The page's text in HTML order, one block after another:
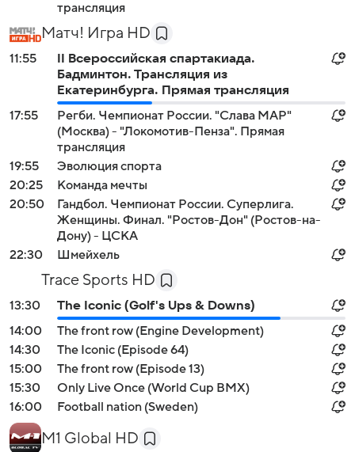
трансляция
Матч! Игра HD
11:55
II Всероссийская спартакиада.
Бадминтон. Трансляция из
Екатеринбурга. Прямая трансляция
17:55
Регби. Чемпионат России. "Слава МАР"
(Москва) - "Локомотив-Пенза". Прямая
трансляция
19:55
Эволюция спорта
20:25
Команда мечты
20:50
Гандбол. Чемпионат России. Суперлига.
Женщины. Финал. "Ростов-Дон" (Ростов-на-
Дону) - ЦСКА
22:30
Шмейхель
Trace Sports HD
13:30
The Iconic (Golf's Ups & Downs)
14:00
The front row (Engine Development)
14:30
The Iconic (Episode 64)
15:00
The front row (Episode 13)
15:30
Only Live Once (World Cup BMX)
16:00
Football nation (Sweden)
M1 Global HD